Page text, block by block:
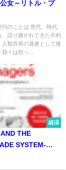
女～リトル・プ
のことば 世代、時代
、語り継がれてきた不朽
類共有の資産として後
々は担っ...
経済
THE
SYSTEM-